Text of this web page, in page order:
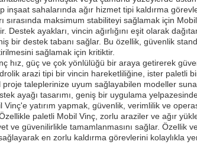
inşaat sahalarında ağır hizmet tipi kaldırma
sırasında maksimum stabiliteyi sağlamak için
Destek ayakları, vincin ağırlığını eşit olarak
bir destek tabanı sağlar. Bu özellik, güvenlik
sağlamak için kritiktir.
hız, güç ve çok yönlülüğü bir araya getirerek
arazi tipi bir vincin hareketliliğine, ister paletli
taleplerinize uyum sağlayabilen modeller
ayağı tasarımı, geniş bir uygulama
Vinç'e yatırım yapmak, güvenlik, verimlilik ve
paletli Mobil Vinç, zorlu araziler ve ağır
ve güvenilirlikle tamamlanmasını sağlar. Özellik
en zorlu kaldırma görevlerini kolaylıkla